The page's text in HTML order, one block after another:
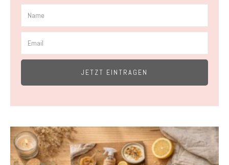
JETZT EINTRAGEN